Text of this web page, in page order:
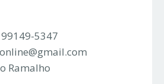
5347
Ramalho